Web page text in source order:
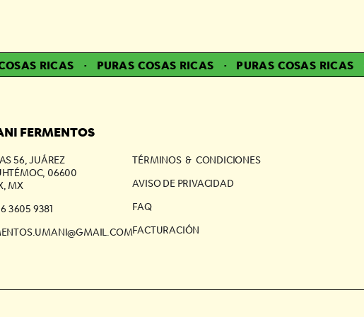
RICAS · PURAS COSAS RICAS · PURAS COSAS RICAS ·
FERMENTOS
56, JUÁREZ
06600
MX
3605 9381
TÉRMINOS & CONDICIONES
AVISO DE PRIVACIDAD
FAQ
FACTURACIÓN